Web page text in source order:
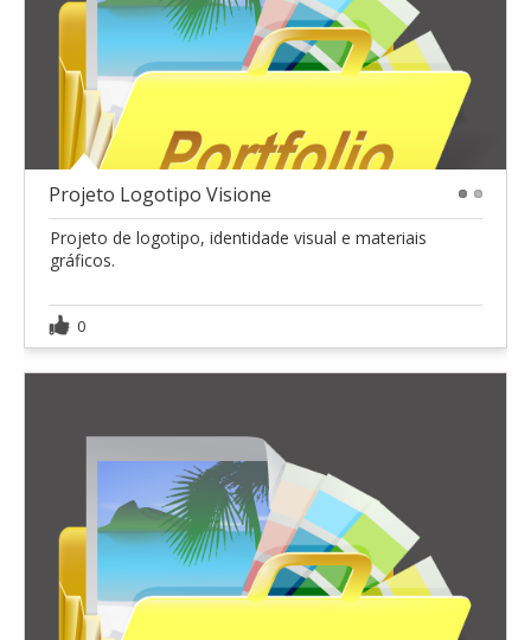
Projeto Logotipo Visione
Projeto de logotipo, identidade visual e materiais
gráficos.
0